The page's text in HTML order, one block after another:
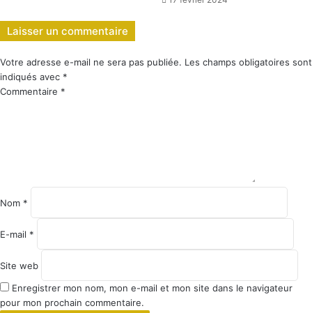
Laisser un commentaire
Votre adresse e-mail ne sera pas publiée. Les champs obligatoires sont
indiqués avec *
Commentaire *
Nom *
E-mail *
Site web
Enregistrer mon nom, mon e-mail et mon site dans le navigateur
pour mon prochain commentaire.